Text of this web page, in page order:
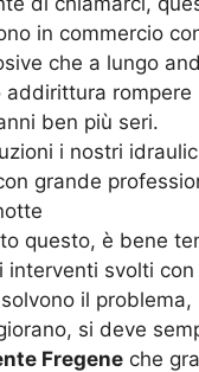
in commercio
che a lungo
addirittura rompere
ben più seri.
i nostri
grande
questo, è bene
interventi svolti
il problema,
si deve
Fregene che